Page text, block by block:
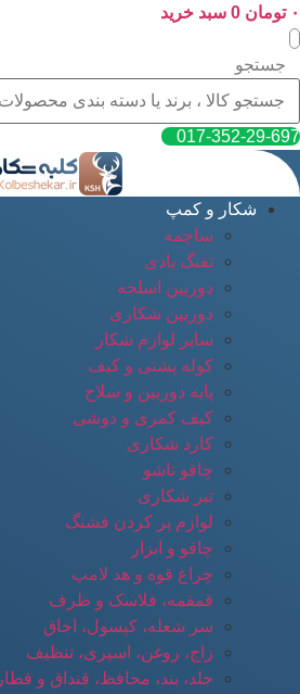
پرش
به
محتوا
۰ تومان 0 سبد خرید
جستجو
017-352-29-697
شکار و کمپ
ساچمه
تفنگ بادی
دوربین اسلحه
دوربین شکاری
سایر لوازم شکار
کوله پشتی و کیف
پایه دوربین و سلاح
کیف کمری و دوشی
کارد شکاری
چاقو تاشو
تبر شکاری
لوازم پر کردن فشنگ
چاقو و ابزار
چراغ قوه و هد لامپ
قمقمه، فلاسک و ظرف
سر شعله، کپسول، اجاق
زاج، روغن، اسپری، تنظیف
جلد، بند، محافظ، قنداق و قطار